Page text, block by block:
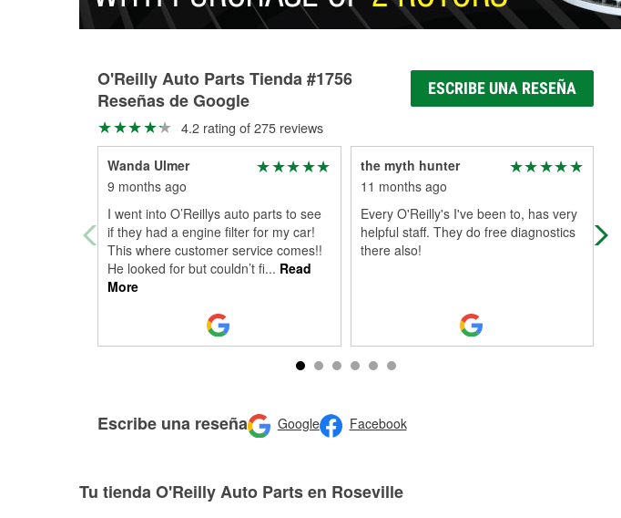
O'Reilly Auto Parts Tienda #1756
Reseñas de Google
ESCRIBE UNA RESEÑA
4.2 rating of 275 reviews
Wanda Ulmer
9 months ago
I went into O’Reillys auto parts to see
if they had a engine filter for my car!
This where customer service comes!!
He looked for but couldn’t fi... Read
More
the myth hunter
11 months ago
Every O'Reilly's I've been to, has very
helpful staff. They do free diagnostics
there also!
Escribe una reseña Google Facebook
Tu tienda O'Reilly Auto Parts en Roseville